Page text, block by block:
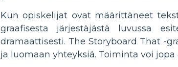
Kun opiskelijat ovat määrittäneet
graafisesta järjestäjästä luvussa
dramaattisesti. The Storyboard That -
ja luomaan yhteyksiä. Toiminta voi